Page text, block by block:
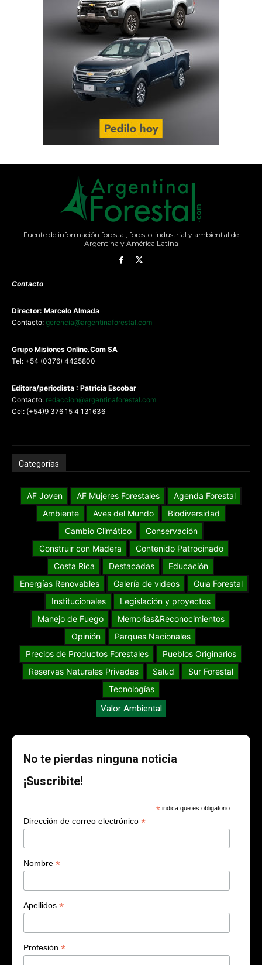
Fuente de información forestal, foresto-industrial y ambiental de
Argentina y América Latina
Contacto
Director: Marcelo Almada
Contacto: gerencia@argentinaforestal.com
Grupo Misiones Online.Com SA
Tel: +54 (0376) 4425800
Editora/periodista : Patricia Escobar
Contacto: redaccion@argentinaforestal.com
Cel: (+54)9 376 15 4 131636
Categorías
AF Joven AF Mujeres Forestales
Agenda Forestal
Ambiente
Aves del Mundo
Biodiversidad
Cambio Climático
Conservación
Construir con Madera
Contenido Patrocinado
Costa Rica
Destacadas
Educación
Energías Renovables
Galería de videos
Guia Forestal
Institucionales
Legislación y proyectos
Manejo de Fuego
Memorias&Reconocimientos
Opinión
Parques Nacionales
Precios de Productos Forestales
Pueblos Originarios
Reservas Naturales Privadas
Salud
Sur Forestal
Tecnologías
Valor Ambiental
No te pierdas ninguna noticia
¡Suscribite!
* indica que es obligatorio
Dirección de correo electrónico *
Nombre *
Apellidos *
Profesión *